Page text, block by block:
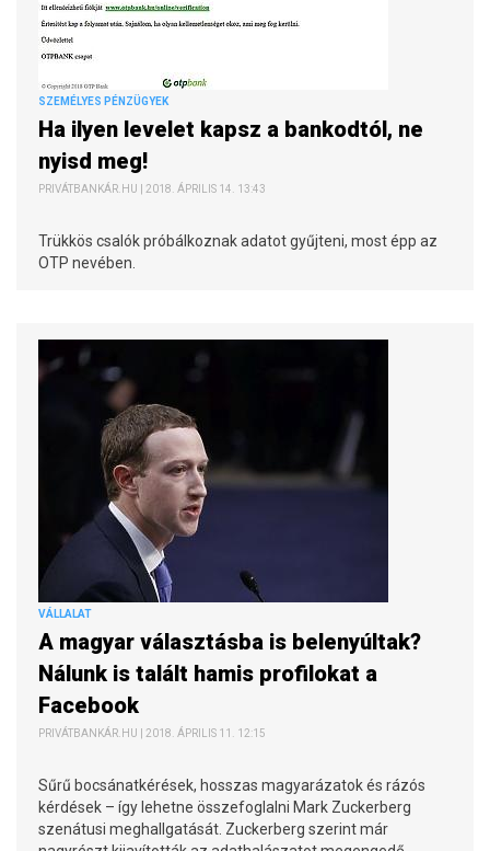
SZEMÉLYES PÉNZÜGYEK
Ha ilyen levelet kapsz a bankodtól, ne
nyisd meg!
PRIVÁTBANKÁR.HU | 2018. ÁPRILIS 14. 13:43
Trükkös csalók próbálkoznak adatot gyűjteni, most épp az
OTP nevében.
VÁLLALAT
A magyar választásba is belenyúltak?
Nálunk is talált hamis profilokat a
Facebook
PRIVÁTBANKÁR.HU | 2018. ÁPRILIS 11. 12:15
Sűrű bocsánatkérések, hosszas magyarázatok és rázós
kérdések – így lehetne összefoglalni Mark Zuckerberg
szenátusi meghallgatását. Zuckerberg szerint már